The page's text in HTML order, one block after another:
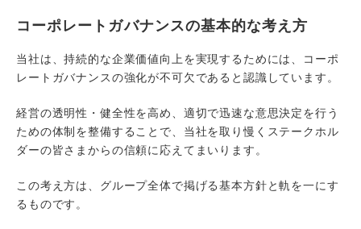
コーポレートガバナンスの基本的な考え方
当社は、持続的な企業価値向上を実現するためには、コーポ
レートガバナンスの強化が不可欠であると認識しています。
経営の透明性・健全性を高め、適切で迅速な意思決定を行う
ための体制を整備することで、当社を取り慢くステークホル
ダーの皆さまからの信頼に応えてまいります。
この考え方は、グループ全体で掲げる基本方針と軌を一にす
るものです。